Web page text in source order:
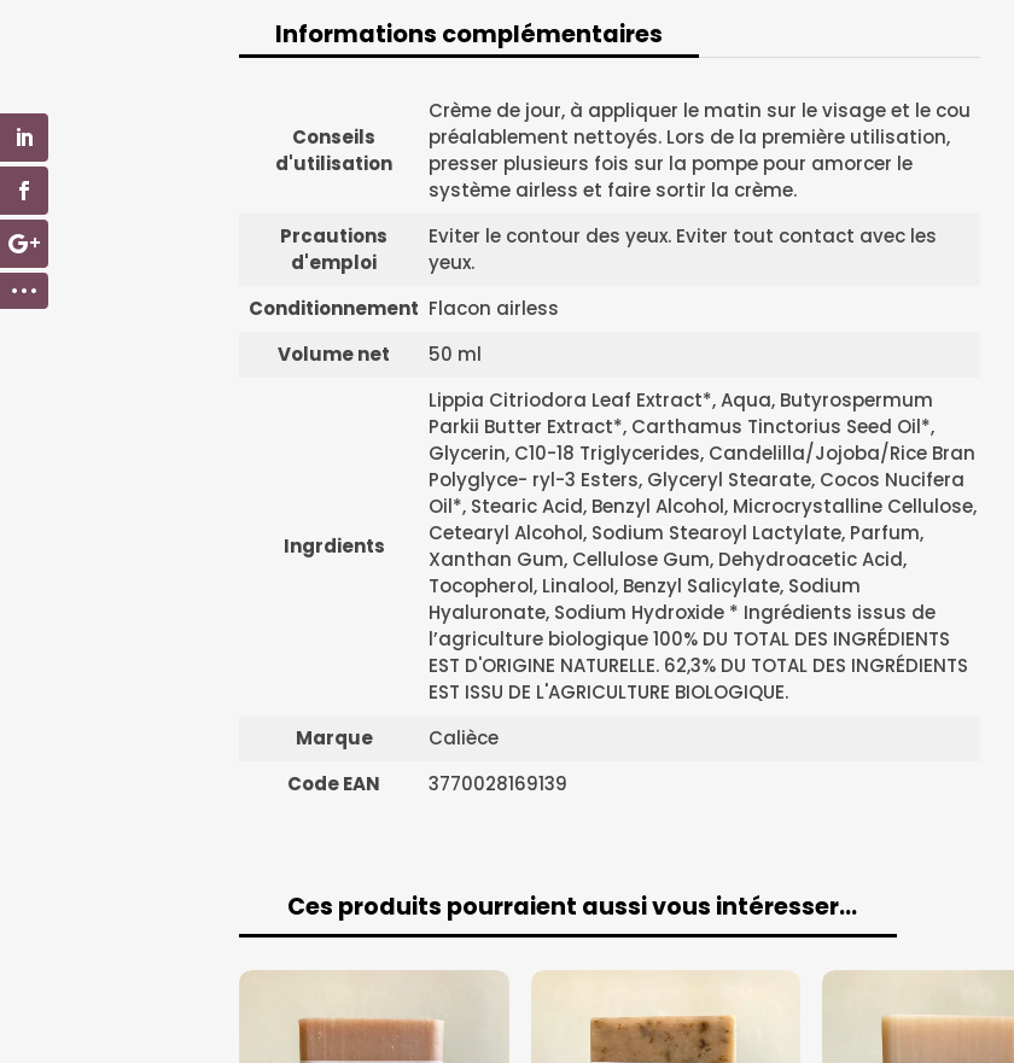
Informations complémentaires
Informations complémentaires
Conseils
d'utilisation
Crème de jour, à appliquer le matin sur le visage et le cou
préalablement nettoyés. Lors de la première utilisation,
presser plusieurs fois sur la pompe pour amorcer le
système airless et faire sortir la crème.
Prcautions
d'emploi
Eviter le contour des yeux. Eviter tout contact avec les
yeux.
Conditionnement Flacon airless
Volume net
50 ml
Ingrdients
Lippia Citriodora Leaf Extract*, Aqua, Butyrospermum
Parkii Butter Extract*, Carthamus Tinctorius Seed Oil*,
Glycerin, C10-18 Triglycerides, Candelilla/Jojoba/Rice Bran
Polyglyce- ryl-3 Esters, Glyceryl Stearate, Cocos Nucifera
Oil*, Stearic Acid, Benzyl Alcohol, Microcrystalline Cellulose,
Cetearyl Alcohol, Sodium Stearoyl Lactylate, Parfum,
Xanthan Gum, Cellulose Gum, Dehydroacetic Acid,
Tocopherol, Linalool, Benzyl Salicylate, Sodium
Hyaluronate, Sodium Hydroxide * Ingrédients issus de
l’agriculture biologique 100% DU TOTAL DES INGRÉDIENTS
EST D'ORIGINE NATURELLE. 62,3% DU TOTAL DES INGRÉDIENTS
EST ISSU DE L'AGRICULTURE BIOLOGIQUE.
Marque
Calièce
Code EAN
3770028169139
Ces produits pourraient aussi vous intéresser…